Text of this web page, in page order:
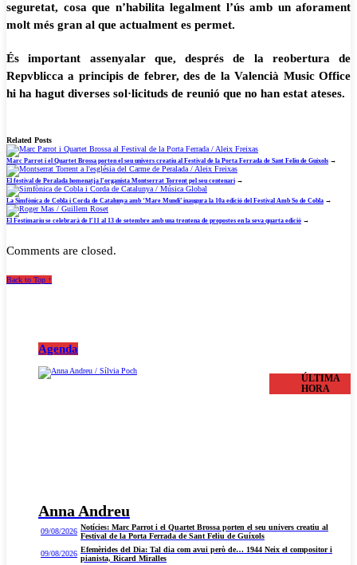
seguretat, cosa que n’habilita legalment l’ús amb un aforament
molt més gran al que actualment es permet.
És important assenyalar que, després de la reobertura de
Repvblicca a principis de febrer, des de la Valencià Music Office
hi ha hagut diverses sol·licituds de reunió que no han estat ateses.
Related Posts
Marc Parrot i el Quartet Brossa porten el seu univers creatiu al Festival de la Porta Ferrada de Sant Feliu de Guíxols →
El festival de Peralada homenatja l’organista Montserrat Torrent pel seu centenari →
La Simfònica de Cobla i Corda de Catalunya amb ‘Mare Mundi’ inaugura la 10a edició del Festival Amb So de Cobla →
El Festimariu se celebrarà de l’11 al 13 de setembre amb una trentena de propostes en la seva quarta edició →
Comments are closed.
Back to Top ↑
Agenda
Anna Andreu
ÚLTIMA
HORA
09/08/2026 Notícies: Marc Parrot i el Quartet Brossa porten el seu univers creatiu al
Festival de la Porta Ferrada de Sant Feliu de Guíxols
09/08/2026 Efemèrides del Dia: Tal dia com avui però de… 1944 Neix el compositor i
pianista, Ricard Miralles